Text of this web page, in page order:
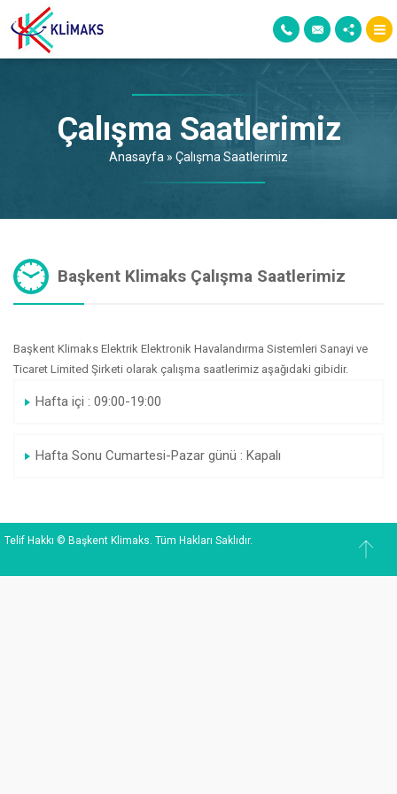
Çalışma Saatlerimiz
Anasayfa » Çalışma Saatlerimiz
Başkent Klimaks Çalışma Saatlerimiz
Başkent Klimaks Elektrik Elektronik Havalandırma Sistemleri Sanayi ve
Ticaret Limited Şirketi olarak çalışma saatlerimiz aşağıdaki gibidir.
Hafta içi : 09:00-19:00
Hafta Sonu Cumartesi-Pazar günü : Kapalı
Telif Hakkı © Başkent Klimaks. Tüm Hakları Saklıdır.